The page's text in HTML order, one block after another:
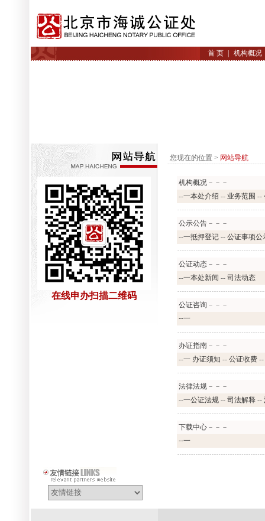
首 页 机构概况
在线申办扫描二维码
您现在的位置 > 网站导航
机构概况 －－－
--一本处介绍 -- 业务范围 --
公示公告 －－－
--一抵押登记 -- 公证事项
公证动态 －－－
--一本处新闻 -- 司法动态
公证咨询 －－－
--一
办证指南 －－－
--一 办证须知 -- 公证收费 --
法律法规 －－－
--一公证法规 -- 司法解释 --
下载中心 －－－
--一